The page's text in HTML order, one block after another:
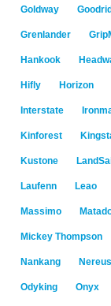
Goldway
Grenlander
Hankook
Hifly Horizon
Interstate
Kinforest
Kustone
Laufenn Leao
Massimo
Mickey Thompson
Nankang Nereus
Odyking Onyx